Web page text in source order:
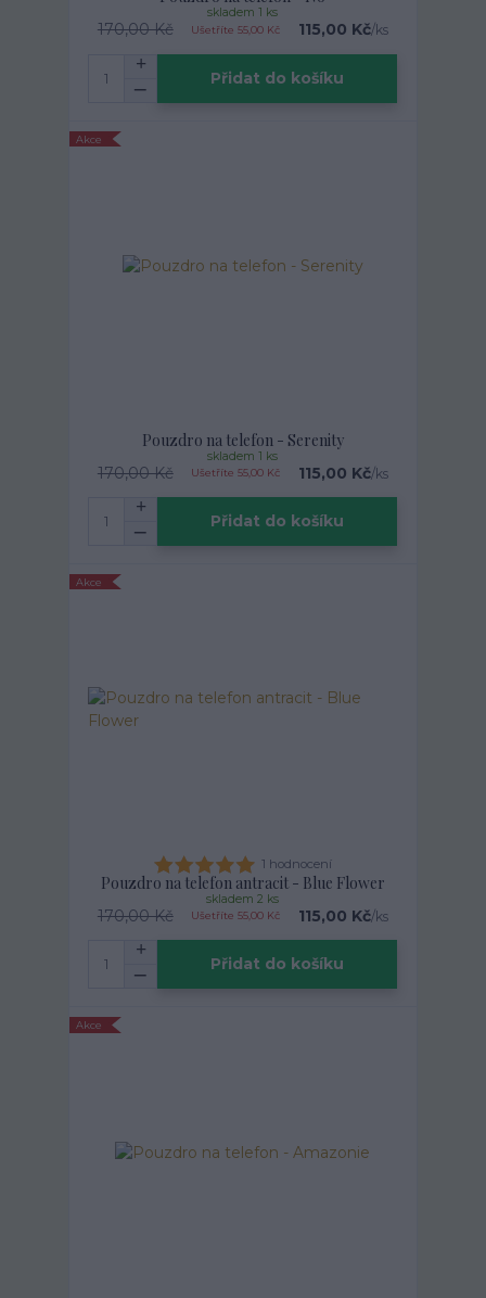
170,00 Kč Ušetříte 55,00 Kč 115,00 Kč/ks
skladem 1 ks
Přidat do košíku
Akce
Pouzdro na telefon - Serenity
170,00 Kč Ušetříte 55,00 Kč 115,00 Kč/ks
skladem 1 ks
Přidat do košíku
Akce
1 hodnocení
Pouzdro na telefon antracit - Blue Flower
170,00 Kč Ušetříte 55,00 Kč 115,00 Kč/ks
skladem 2 ks
Přidat do košíku
Akce